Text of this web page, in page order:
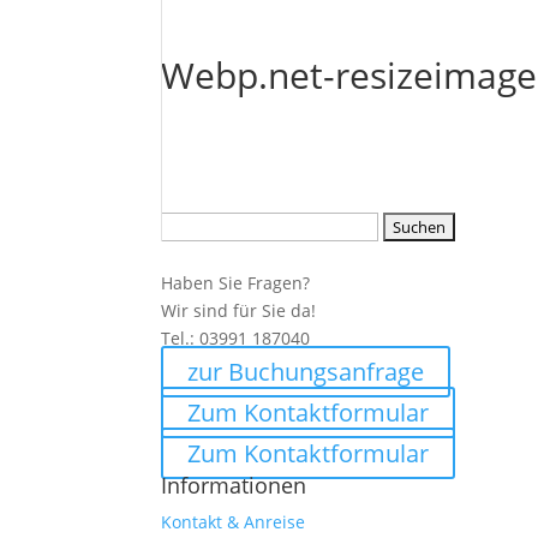
Webp.net-
Haben Sie Fragen?
Wir sind für Sie da!
Tel.: 03991 187040
zur Buchungsanfrage
Zum Kontaktformular
Zum Kontaktformular
Informationen
Kontakt & Anreise